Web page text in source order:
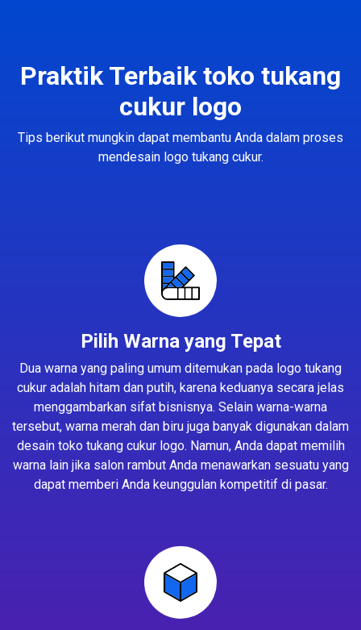
Praktik Terbaik toko tukang
cukur logo
Tips berikut mungkin dapat membantu Anda dalam proses
mendesain logo tukang cukur.
Pilih Warna yang Tepat
Dua warna yang paling umum ditemukan pada logo tukang
cukur adalah hitam dan putih, karena keduanya secara jelas
menggambarkan sifat bisnisnya. Selain warna-warna
tersebut, warna merah dan biru juga banyak digunakan dalam
desain toko tukang cukur logo. Namun, Anda dapat memilih
warna lain jika salon rambut Anda menawarkan sesuatu yang
dapat memberi Anda keunggulan kompetitif di pasar.